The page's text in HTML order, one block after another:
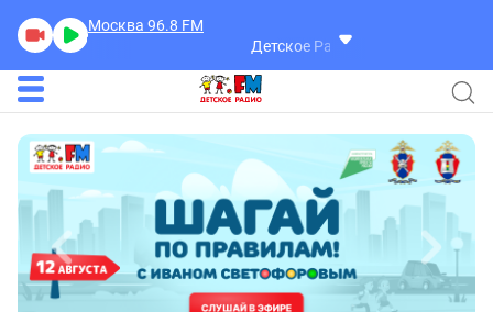
Москва 96.8 FM
Детское Радио